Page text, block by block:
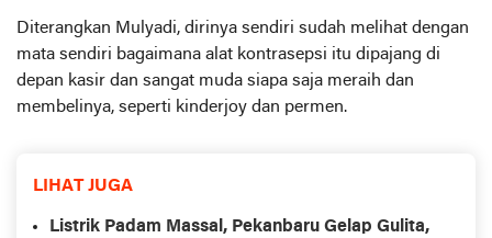
Diterangkan Mulyadi, dirinya sendiri sudah melihat dengan
mata sendiri bagaimana alat kontrasepsi itu dipajang di
depan kasir dan sangat muda siapa saja meraih dan
membelinya, seperti kinderjoy dan permen.
LIHAT JUGA
Listrik Padam Massal, Pekanbaru Gelap Gulita,